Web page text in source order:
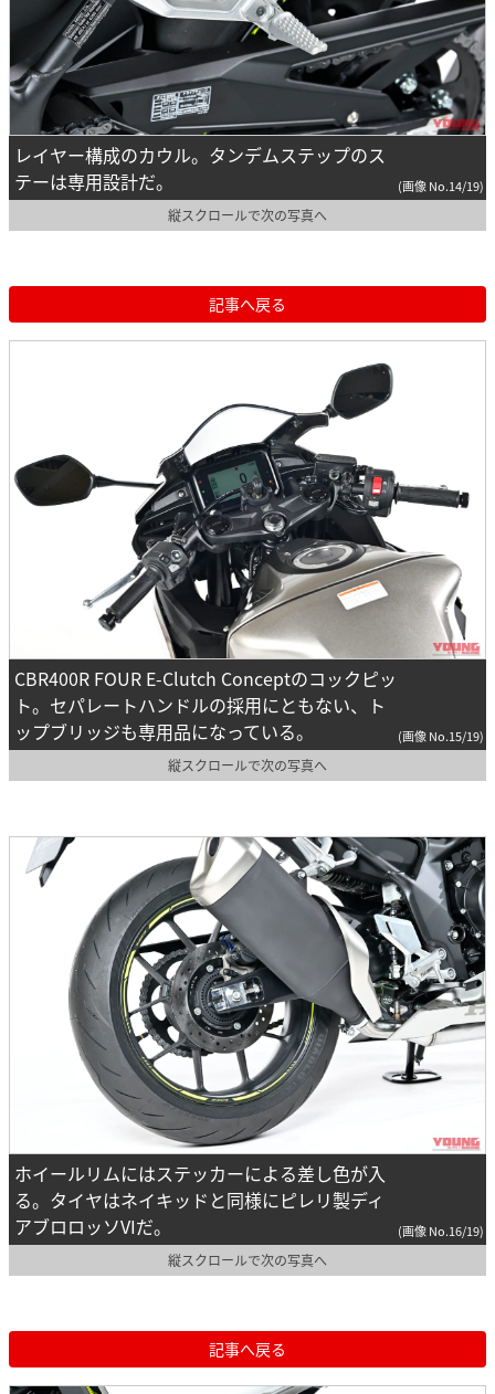
レイヤー構成のカウル。タンデムステップのス
テーは専用設計だ。
(画像 No.14/19)
縦スクロールで次の写真へ
記事へ戻る
CBR400R FOUR E-Clutch Conceptのコックピッ
ト。セパレートハンドルの採用にともない、ト
ップブリッジも専用品になっている。
(画像 No.15/19)
縦スクロールで次の写真へ
ホイールリムにはステッカーによる差し色が入
る。タイヤはネイキッドと同様にピレリ製ディ
アブロロッソVIだ。
(画像 No.16/19)
縦スクロールで次の写真へ
記事へ戻る